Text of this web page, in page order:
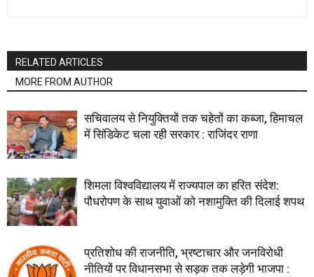
RELATED ARTICLES
MORE FROM AUTHOR
सचिवालय से नियुक्तियों तक चहेतों का कब्जा, हिमाचल
में सिंडिकेट चला रही सरकार : राजिंदर राणा
शिमला विश्वविद्यालय में राज्यपाल का हरित संदेश:
पौधरोपण के साथ युवाओं को नशामुक्ति की दिलाई शपथ
प्रतिशोध की राजनीति, भ्रष्टाचार और जनविरोधी
नीतियों पर विधानसभा से सड़क तक लड़ेगी भाजपा :